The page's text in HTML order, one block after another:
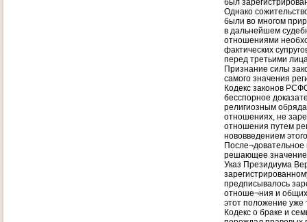
был
Однако
были во многом
в дальнейшем
отношениями
фактических
перед третьими
Признание силы
самого значения
Кодекс законов
бесспорное
религиозным
отношениях, не
отношения путем
нововведением
После¬довательное
решающее значение
Указ Президиума
предписывалось
отноше¬ния и общих
этот положение уже
Кодекс о браке и